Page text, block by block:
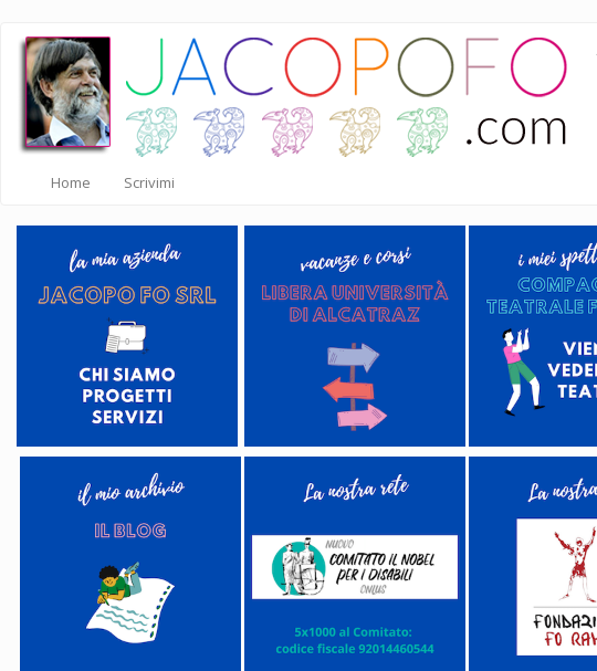
Salta
contenuto
principale
Home Scrivimi